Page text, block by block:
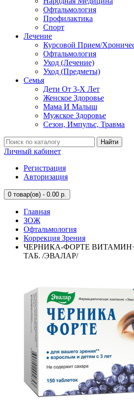
Офтальмология
Профилактика
Спорт
Лечение
Курсовой Прием/
Офтальмология
Уход (Лечение)
Уход (Предметы)
Семья
Дети От 3-Х Лет
Женское Здоровье
Мама И Малыш
Мужское Здоровье
Сезон, Импульс, Травма
Найти
Личный кабинет
Регистрация
Авторизация
0 товар(ов) - 0.00 р.
Главная
ЗОЖ
Офтальмология
Коррекция Зрения
ЧЕРНИКА-ФОРТЕ
ТАБ. /ЭВАЛАР/